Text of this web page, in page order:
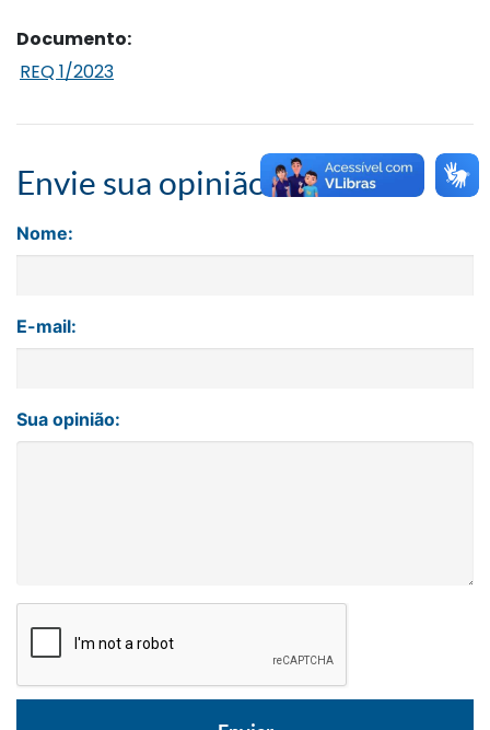
Documento:
REQ 1/2023
Envie sua opinião
Nome:
E-mail:
Sua opinião: